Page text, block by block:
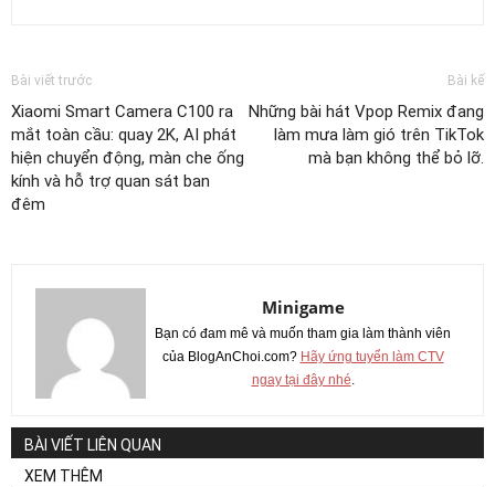
Bài viết trước
Xiaomi Smart Camera C100 ra
mắt toàn cầu: quay 2K, AI phát
hiện chuyển động, màn che ống
kính và hỗ trợ quan sát ban
đêm
Bài kế
Những bài hát Vpop Remix đang
làm mưa làm gió trên TikTok
mà bạn không thể bỏ lỡ.
Minigame
Bạn có đam mê và muốn tham gia làm thành viên
của BlogAnChoi.com? Hãy ứng tuyển làm CTV
ngay tại đây nhé.
BÀI VIẾT LIÊN QUAN
XEM THÊM